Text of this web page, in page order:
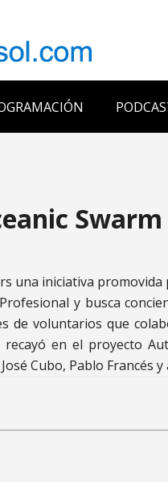
Swarm
una iniciativa promovida
y busca
de voluntarios que
en el proyecto
Cubo, Pablo Francés